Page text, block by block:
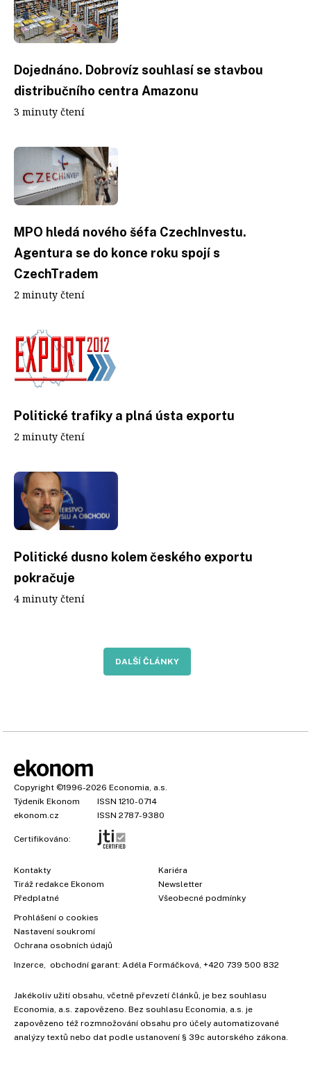
Dojednáno. Dobrovíz souhlasí se stavbou
distribučního centra Amazonu
3 minuty čtení
MPO hledá nového šéfa CzechInvestu.
Agentura se do konce roku spojí s
CzechTradem
2 minuty čtení
Politické trafiky a plná ústa exportu
2 minuty čtení
Politické dusno kolem českého exportu
pokračuje
4 minuty čtení
DALŠÍ ČLÁNKY
Copyright ©1996-2026 Economia, a.s.
Týdeník Ekonom
ISSN 1210-0714
ekonom.cz
ISSN 2787-9380
Certifikováno:
Kontakty
Tiráž redakce Ekonom
Předplatné
Kariéra
Newsletter
Všeobecné podmínky
Prohlášení o cookies
Nastavení soukromí
Ochrana osobních údajů
Inzerce, obchodní garant: Adéla Formáčková, +420 739 500 832
Jakékoliv užití obsahu, včetně převzetí článků, je bez souhlasu
Economia, a.s. zapovězeno. Bez souhlasu Economia, a.s. je
zapovězeno též rozmnožování obsahu pro účely automatizované
analýzy textů nebo dat podle ustanovení § 39c autorského zákona.